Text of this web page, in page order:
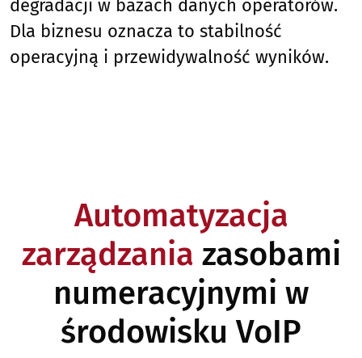
degradacji w bazach danych operatorów.
Dla biznesu oznacza to stabilność
operacyjną i przewidywalność wyników.
Automatyzacja
zarządzania zasobami
numeracyjnymi w
środowisku VoIP